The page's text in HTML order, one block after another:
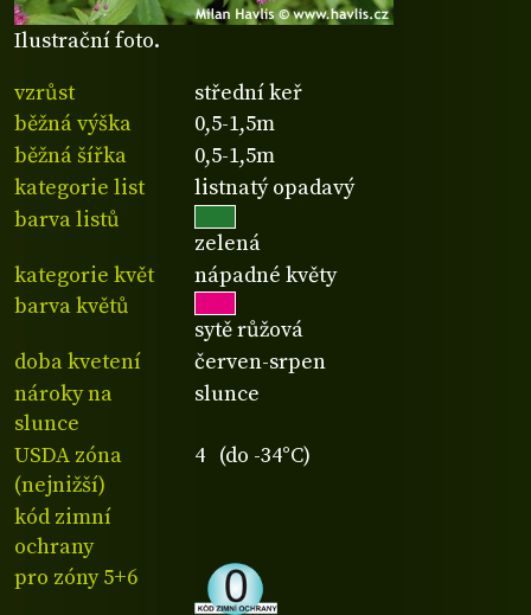
Ilustrační foto.
vzrůst
střední keř
běžná výška
0,5-1,5m
běžná šířka
0,5-1,5m
kategorie list
listnatý opadavý
barva listů
zelená
kategorie květ
nápadné květy
barva květů
sytě růžová
doba kvetení
červen-srpen
nároky na
slunce
slunce
USDA zóna
(nejnižší)
4 (do -34°C)
kód zimní
ochrany
pro zóny 5+6